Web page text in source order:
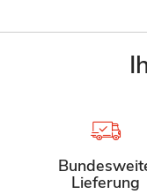
Lieferung